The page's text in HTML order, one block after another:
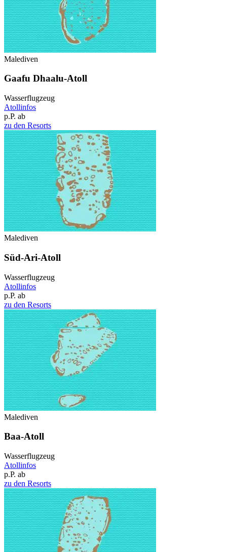
Malediven
Gaafu Dhaalu-Atoll
Wasserflugzeug
Atollinfos
p.P. ab
zu den Resorts
Malediven
Süd-Ari-Atoll
Wasserflugzeug
Atollinfos
p.P. ab
zu den Resorts
Malediven
Baa-Atoll
Wasserflugzeug
Atollinfos
p.P. ab
zu den Resorts